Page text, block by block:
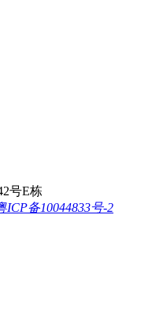
号E栋
ICP备10044833号-2